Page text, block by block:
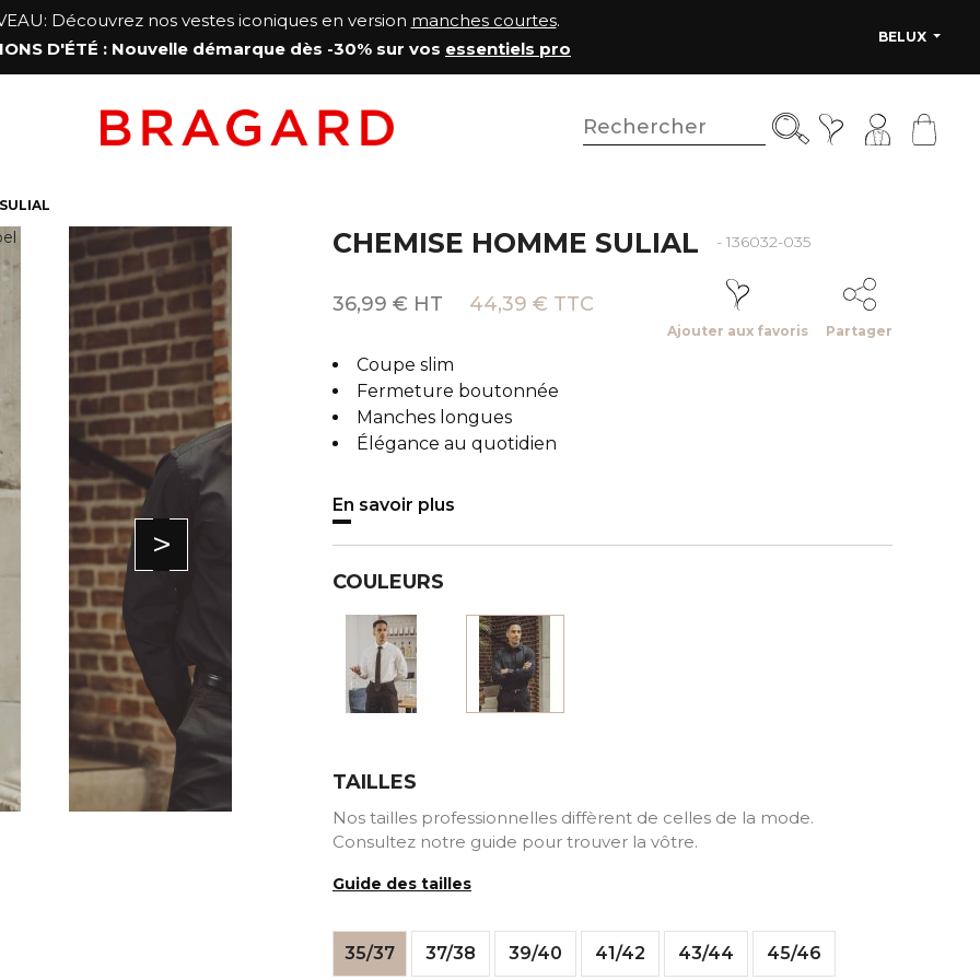
Découvrez nos vestes iconiques en version manches courtes.
D'ÉTÉ : Nouvelle démarque dès -30% sur vos essentiels pro
BELUX
>
CHEMISE HOMME SULIAL - 136032-035
36,99 € HT 44,39 € TTC
Ajouter aux favoris Partager
Coupe slim
Fermeture boutonnée
Manches longues
Élégance au quotidien
En savoir plus
COULEURS
TAILLES
Nos tailles professionnelles diffèrent de celles de la mode.
Consultez notre guide pour trouver la vôtre.
Guide des tailles
35/37 37/38 39/40 41/42 43/44 45/46